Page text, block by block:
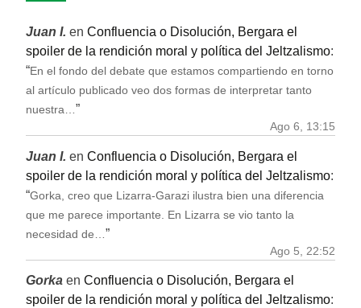
Juan I. en Confluencia o Disolución, Bergara el
spoiler de la rendición moral y política del Jeltzalismo:
“En el fondo del debate que estamos compartiendo en torno
al artículo publicado veo dos formas de interpretar tanto
nuestra… ”
Ago 6, 13:15
Juan I. en Confluencia o Disolución, Bergara el
spoiler de la rendición moral y política del Jeltzalismo:
“Gorka, creo que Lizarra-Garazi ilustra bien una diferencia
que me parece importante. En Lizarra se vio tanto la
necesidad de… ”
Ago 5, 22:52
Gorka en Confluencia o Disolución, Bergara el
spoiler de la rendición moral y política del Jeltzalismo: